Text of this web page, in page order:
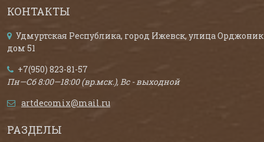
КОНТАКТЫ
Удмуртская Республика, город Ижевск, улица
дом 51
+7(950) 823-81-57
Пн—Сб 8:00—18:00 (вр.мск.), Вс - выходной
artdecomix@mail.ru
РАЗДЕЛЫ